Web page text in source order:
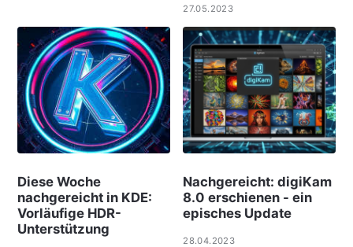
27.05.2023
Diese Woche
nachgereicht in KDE:
Vorläufige HDR-
Unterstützung
Nachgereicht: digiKam
8.0 erschienen - ein
episches Update
28.04.2023